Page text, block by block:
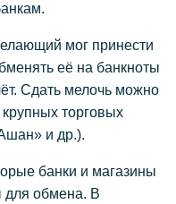
мог принести
её на банкноты
Сдать мелочь можно
торговых
и др.).
банки и магазины
для обмена. В